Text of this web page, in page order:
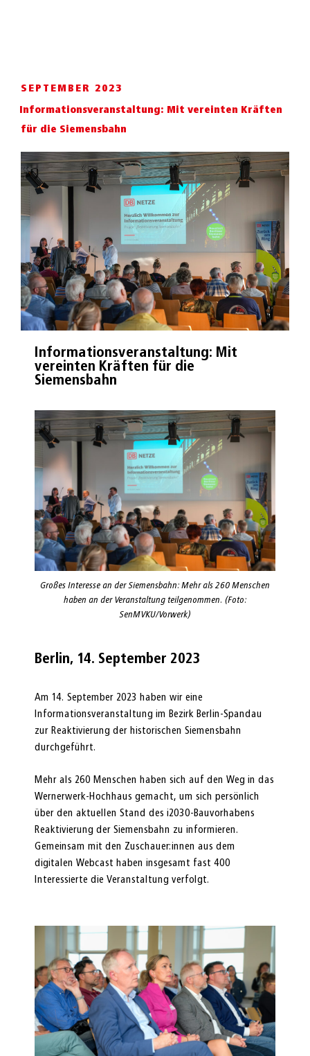
SEPTEMBER 2023
Informationsveranstaltung: Mit vereinten Kräften
für die Siemensbahn
Informationsveranstaltung: Mit
vereinten Kräften für die
Siemensbahn
Großes Interesse an der Siemensbahn: Mehr als 260 Menschen
haben an der Veranstaltung teilgenommen. (Foto:
SenMVKU/Vorwerk)
Berlin, 14. September 2023
Am 14. September 2023 haben wir eine
Informationsveranstaltung im Bezirk Berlin-Spandau
zur Reaktivierung der historischen Siemensbahn
durchgeführt.
Mehr als 260 Menschen haben sich auf den Weg in das
Wernerwerk-Hochhaus gemacht, um sich persönlich
über den aktuellen Stand des i2030-Bauvorhabens
Reaktivierung der Siemensbahn zu informieren.
Gemeinsam mit den Zuschauer:innen aus dem
digitalen Webcast haben insgesamt fast 400
Interessierte die Veranstaltung verfolgt.